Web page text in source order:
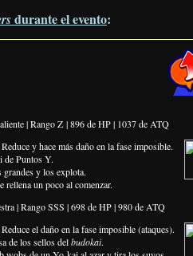
durante el evento:
| Rango Z | 896 de HP | 1037 de ATQ
y hace más daño en la fase imposible.
de Puntos Y.
y los explota.
rellena un poco al comenzar.
| Rango SSS | 698 de HP | 980 de ATQ
el daño en la fase imposible (ataques).
de los sellos delbudokai.